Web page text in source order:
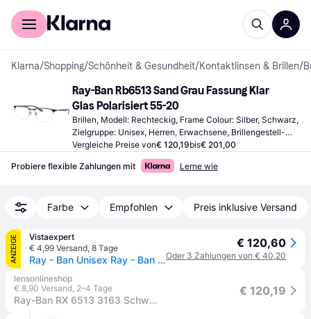
Für Shopper
Klarna/Shopping/Schönheit & Gesundheit/Kontaktlinsen & Brillen/
Ray-Ban Rb6513 Sand Grau Fassung Klar
Glas Polarisiert 55-20
Brillen, Modell: Rechteckig, Frame Colour: Silber, Schwarz,
Zielgruppe: Unisex, Herren, Erwachsene, Brillengestell-
Material: Acetat, Metall
Vergleiche Preise von€ 120,19bis€ 201,00
Probiere flexible Zahlungen mit Lerne wie
Farbe Empfohlen Preis inklusive Versand
ANZEIGE
Vistaexpert
€ 4,99 Versand, 8 Tage
Ray - Ban Unisex Ray - Ban RX6513 3163 Optische Fassungen Metall Schwarz Transparent Geometrisch Normal
€ 120,60
Oder 3 Zahlungen von € 40,20
lensonlineshop
€ 8,90 Versand, 2–4 Tage
Ray-Ban RX 6513 3163 Schwarz auf Silber Größe 55
€ 120,19